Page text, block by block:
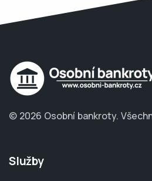
© 2026 Osobní bankroty.
Služby